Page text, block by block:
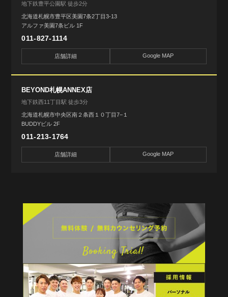
地下鉄豊平公園駅 徒歩2分
北海道札幌市豊平区美園7条2丁目3-13
アルファ美園7条ビル 1F
011-827-1114
店舗詳細 Google MAP
BEYOND札幌ANNEX店
地下鉄西11丁目駅 徒歩3分
北海道札幌市中央区南２条西１０丁目7−１
BUDDYビル 2F
011-213-1764
店舗詳細 Google MAP